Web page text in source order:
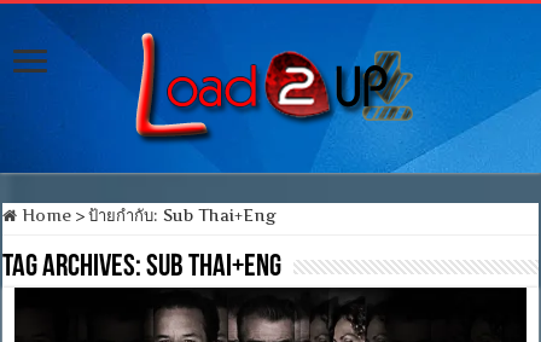
Home > ป้ายกำกับ:Sub Thai+Eng
Tag Archives:Sub Thai+Eng